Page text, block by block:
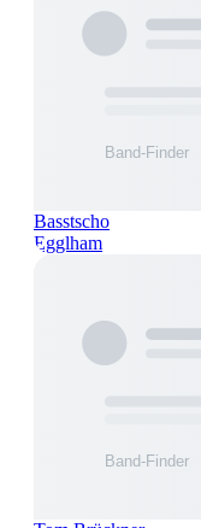
Basstscho
Egglham